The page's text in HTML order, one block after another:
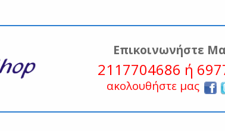
Επικοινωνήστε
2117704686 ή
ακολουθήστε μας